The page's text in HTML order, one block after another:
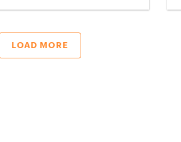
LOAD MORE